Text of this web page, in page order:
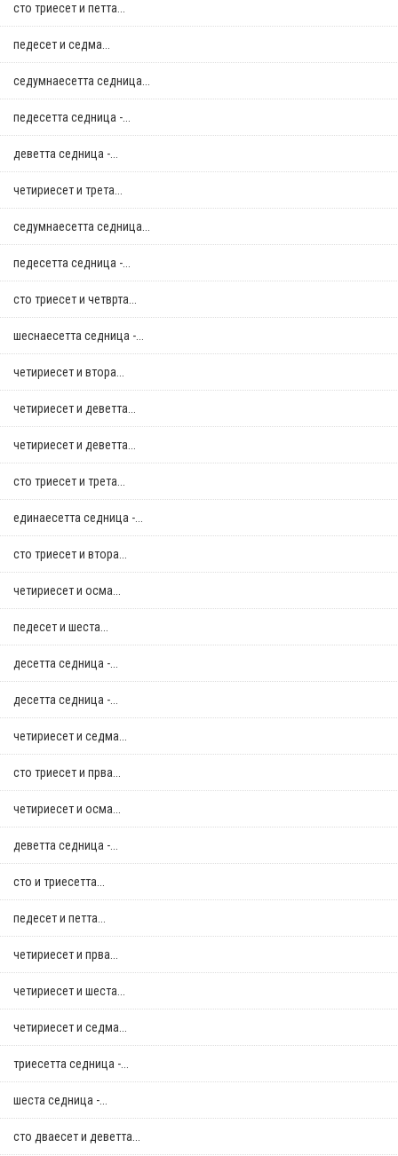
сто триесет и петта...
педесет и седма...
седумнаесетта седница...
педесетта седница -...
деветта седница -...
четириесет и трета...
седумнаесетта седница...
педесетта седница -...
сто триесет и четврта...
шеснаесетта седница -...
четириесет и втора...
четириесет и деветта...
четириесет и деветта...
сто триесет и трета...
единаесетта седница -...
сто триесет и втора...
четириесет и осма...
педесет и шеста...
десетта седница -...
десетта седница -...
четириесет и седма...
сто триесет и прва...
четириесет и осма...
деветта седница -...
сто и триесетта...
педесет и петта...
четириесет и прва...
четириесет и шеста...
четириесет и седма...
триесетта седница -...
шеста седница -...
сто дваесет и деветта...